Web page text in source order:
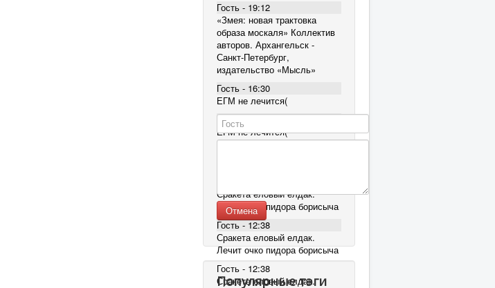
Гость - 19:12
«Змея: новая трактовка
образа москаля» Коллектив
авторов. Архангельск -
Санкт-Петербург,
издательство «Мысль»
Гость - 16:30
ЕГМ не лечится(
Гость - 16:30
ЕГМ не лечится(
Сракета еловый елдак.
Лечит очко пидора борисыча
Гость - 12:38
Сракета еловый елдак.
Лечит очко пидора борисыча
Гость - 12:38
Сракета еловый елдак.
Отмена
Популярные тэги